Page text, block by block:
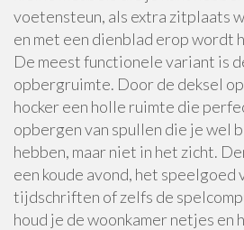
voetensteun, als extra zitplaats
en met een dienblad erop wordt
De meest functionele variant is
opbergruimte. Door de deksel
hocker een holle ruimte die
opbergen van spullen die je wel
hebben, maar niet in het zicht.
een koude avond, het speelgoed
tijdschriften of zelfs de
houd je de woonkamer netjes en